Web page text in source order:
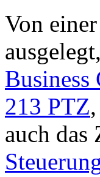
Von
Business
213 PTZ
auch das